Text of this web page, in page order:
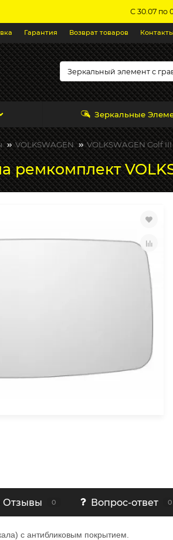
С 30.07 по
Гарантия Возврат товаров
Зеркальные
VOLKSWAGEN VOLKSWAGEN Golf III
ремкомплект
Отзывы 0 Вопрос-ответ 0
с антибликовым покрытием.